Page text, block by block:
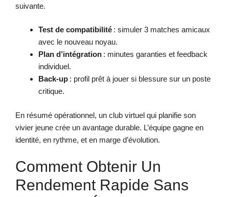
suivante.
Test de compatibilité : simuler 3 matches amicaux
avec le nouveau noyau.
Plan d’intégration : minutes garanties et feedback
individuel.
Back-up : profil prêt à jouer si blessure sur un poste
critique.
En résumé opérationnel, un club virtuel qui planifie son
vivier jeune crée un avantage durable. L’équipe gagne en
identité, en rythme, et en marge d’évolution.
Comment Obtenir Un
Rendement Rapide Sans